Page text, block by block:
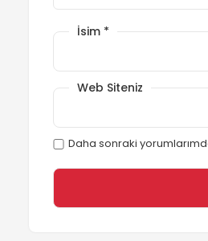
İsim *
Web Siteniz
Daha sonraki